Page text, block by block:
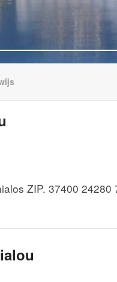
ZIP. 37400 24280